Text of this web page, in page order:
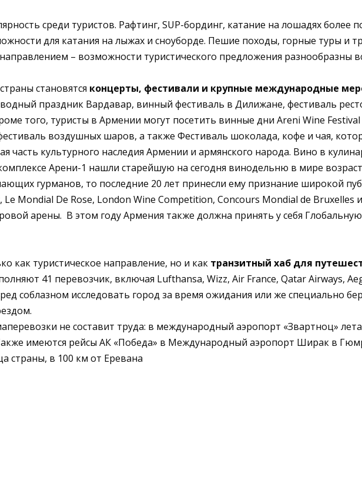
среди туристов. Рафтинг, SUP-бординг, катание на лошадях более
для катания на лыжах и сноуборде. Пешие походы, горные туры и
– возможности туристического предложения разнообразны
становятся концерты, фестивали и крупные международные
праздник Вардавар, винный фестиваль в Дилижане, фестиваль
того, туристы в Армении могут посетить винные дни Areni Wine
воздушных шаров, а также Фестиваль шоколада, кофе и чая,
часть культурного наследия Армении и армянского народа. Вино в
Арени-1 нашли старейшую на сегодня винодельню в мире
гурманов, то последние 20 лет принесли ему признание широкой
Mondial De Rose, London Wine Competition, Concours Mondial de Bruxelles
арены. В этом году Армения также должна принять у себя
как туристическое направление, но и как транзитный хаб для
41 перевозчик, включая Lufthansa, Wizz, Air France, Qatar Airways,
соблазном исследовать город за время ожидания или же специально
не составит труда: в международный аэропорт «Звартноц»
имеются рейсы АК «Победа» в Международный аэропорт Ширак в
страны, в 100 км от Еревана